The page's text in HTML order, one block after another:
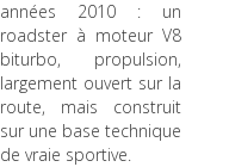
années 2010 : un
roadster à moteur V8
biturbo, propulsion,
largement ouvert sur la
route, mais construit
sur une base technique
de vraie sportive.